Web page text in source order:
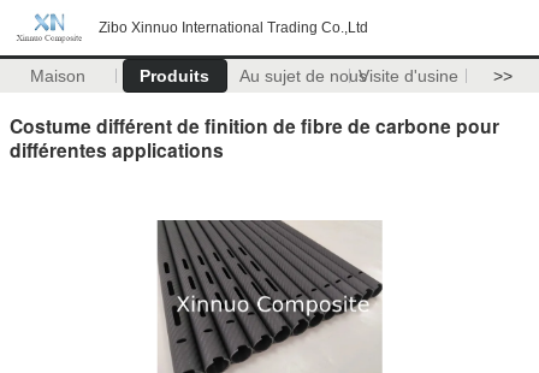
Zibo Xinnuo International Trading Co.,Ltd
Maison Produits Au sujet de nousVisite d'usine >>
Costume différent de finition de fibre de carbone pour
différentes applications